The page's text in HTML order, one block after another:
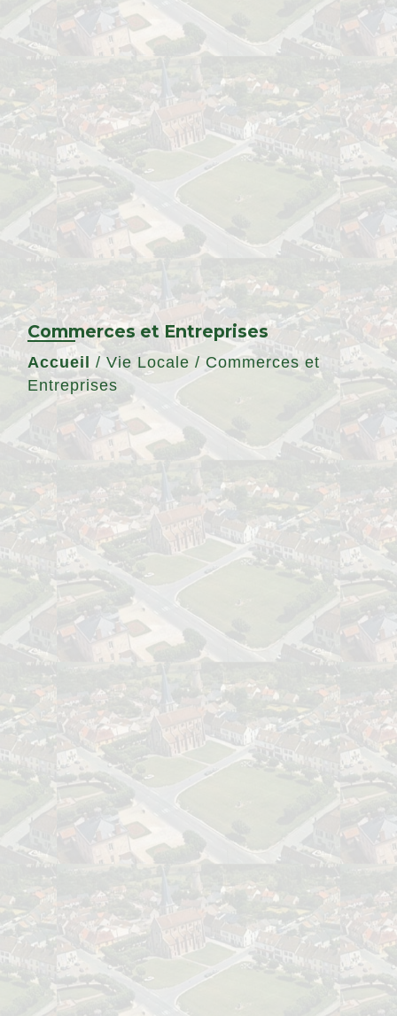
Commerces et Entreprises
Accueil / Vie Locale / Commerces et
Entreprises